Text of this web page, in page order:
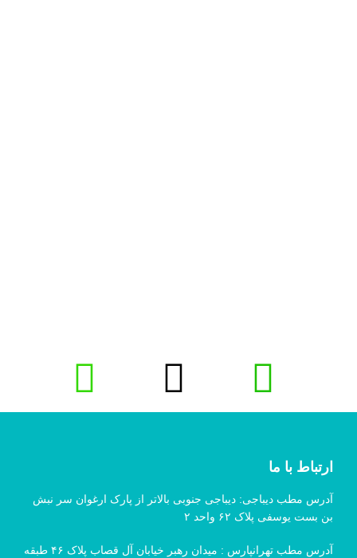
ارتباط با ما
آدرس مطب دیباجی: دیباجی جنوبی بالاتر از پارک ارغوان سر نبش
بن بست یوسفی پلاک ۶۲ واحد ۲
آدرس مطب تهرانپارس : میدان رهبر خیابان آل قصاب پلاک ۴۶ طبقه